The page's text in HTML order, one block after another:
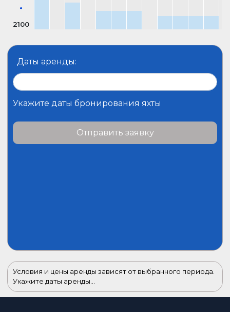
2100
Даты аренды:
Укажите даты бронирования яхты
Отправить заявку
Условия и цены аренды зависят от выбранного периода.
Укажите даты аренды...